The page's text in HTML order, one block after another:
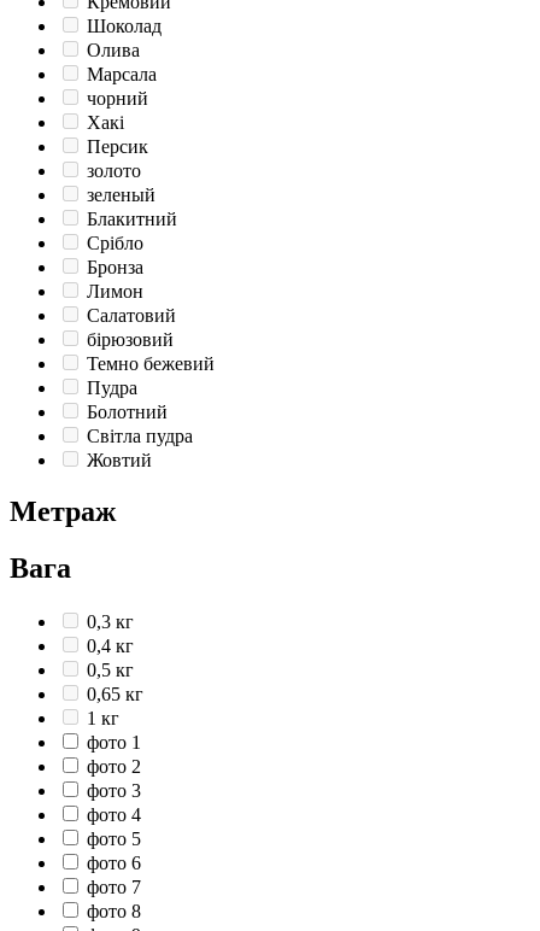
Шоколад
Олива
Марсала
чорний
Хакі
Персик
золото
зеленый
Блакитний
Срібло
Бронза
Лимон
Салатовий
бірюзовий
Темно бежевий
Пудра
Болотний
Світла пудра
Жовтий
Метраж
Вага
0,3 кг
0,4 кг
0,5 кг
0,65 кг
1 кг
фото 1
фото 2
фото 3
фото 4
фото 5
фото 6
фото 7
фото 8